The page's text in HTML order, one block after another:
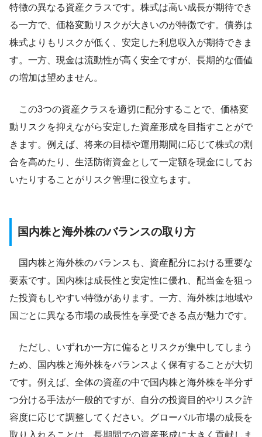
特徴の異なる資産クラスです。株式は高い成長が期待でき
る一方で、価格変動リスクが大きいのが特徴です。債券は
株式よりもリスクが低く、安定した利息収入が期待できま
す。一方、現金は流動性が高く安全ですが、長期的な価値
の増加は望めません。
この3つの資産クラスを適切に配分することで、価格変
動リスクを抑えながら安定した資産形成を目指すことがで
きます。例えば、将来の目標や運用期間に応じて株式の割
合を高めたり、生活防衛資金として一定額を現金にしてお
いたりすることがリスク管理に役立ちます。
国内株と海外株のバランスの取り方
国内株と海外株のバランスも、資産配分における重要な
要素です。国内株は成長性と安定性に優れ、配当金を狙っ
た投資もしやすい特徴があります。一方、海外株は地域や
国ごとに異なる市場の成長性を享受できる点が魅力です。
ただし、いずれか一方に偏るとリスクが集中してしまう
ため、国内株と海外株をバランスよく保有することが大切
です。例えば、全体の資産の中で国内株と海外株を半分ず
つ分ける手法が一般的ですが、自分の投資目的やリスク許
容度に応じて調整してください。グローバル市場の成長を
取り入れることは、長期間での資産形成に大きく貢献しま